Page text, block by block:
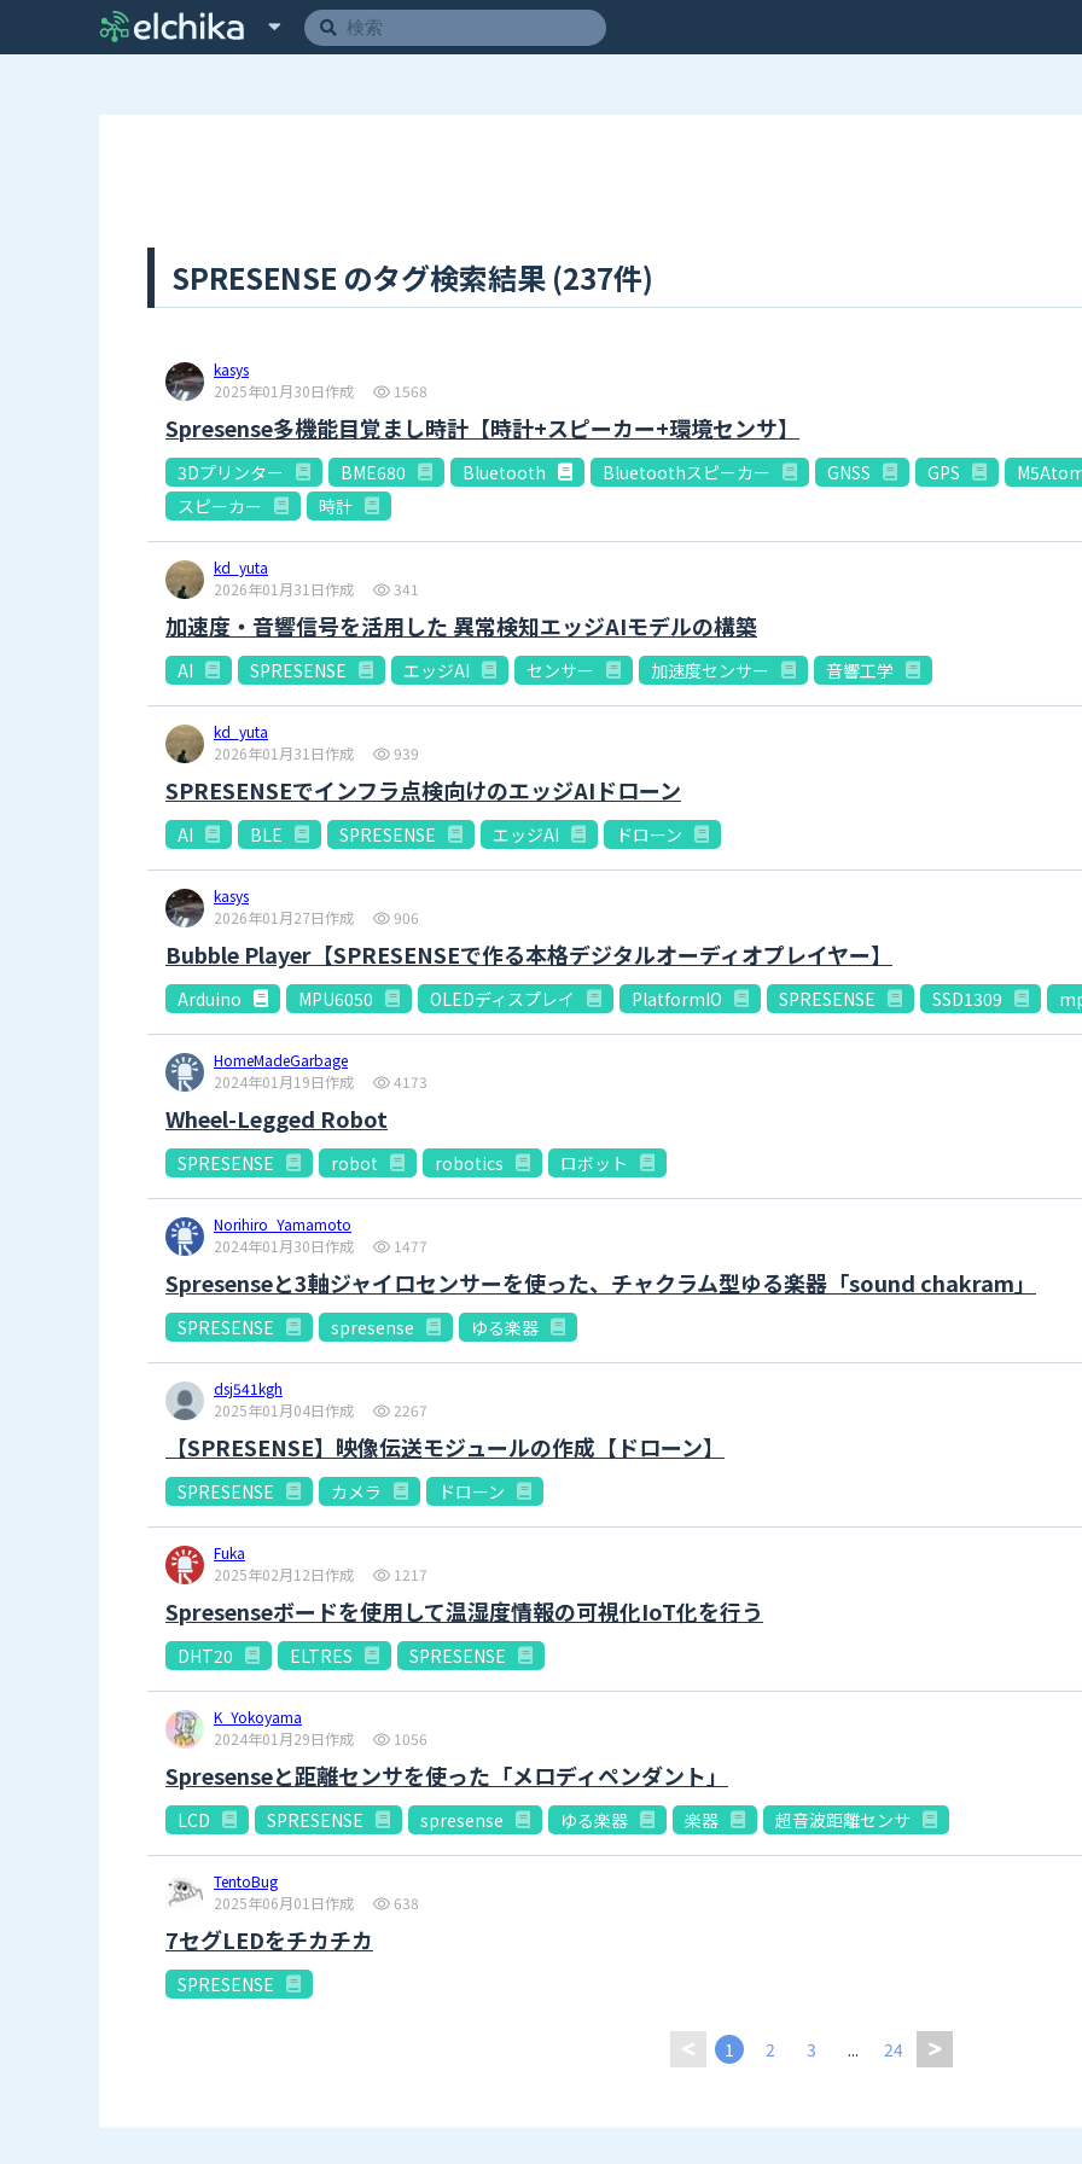
SPRESENSE のタグ検索結果 (237件)
kasys
2025年01月30日作成
1568
Spresense多機能目覚まし時計【時計+スピーカー+環境センサ】
3Dプリンター BME680 Bluetooth Bluetoothスピーカー GNSS GPS
スピーカー
時計
kd_yuta
2026年01月31日作成
341
加速度・音響信号を活用した 異常検知エッジAIモデルの構築
AI SPRESENSE エッジAI センサー 加速度センサー 音響工学
kd_yuta
2026年01月31日作成
939
SPRESENSEでインフラ点検向けのエッジAIドローン
AI BLE SPRESENSE エッジAI ドローン
kasys
2026年01月27日作成
906
Bubble Player【SPRESENSEで作る本格デジタルオーディオプレイヤー】
Arduino MPU6050 OLEDディスプレイ PlatformIO SPRESENSE SSD1309
HomeMadeGarbage
2024年01月19日作成
4173
Wheel-Legged Robot
SPRESENSE robot robotics ロボット
Norihiro_Yamamoto
2024年01月30日作成
1477
Spresenseと3軸ジャイロセンサーを使った、チャクラム型ゆる楽器「sound chakram」
SPRESENSE spresense ゆる楽器
dsj541kgh
2025年01月04日作成
2267
【SPRESENSE】映像伝送モジュールの作成【ドローン】
SPRESENSE カメラ ドローン
Fuka
2025年02月12日作成
1217
Spresenseボードを使用して温湿度情報の可視化IoT化を行う
DHT20 ELTRES SPRESENSE
K_Yokoyama
2024年01月29日作成
1056
Spresenseと距離センサを使った「メロディペンダント」
LCD SPRESENSE spresense ゆる楽器 楽器 超音波距離センサ
TentoBug
2025年06月01日作成
638
7セグLEDをチカチカ
SPRESENSE
1 2 3 ... 24